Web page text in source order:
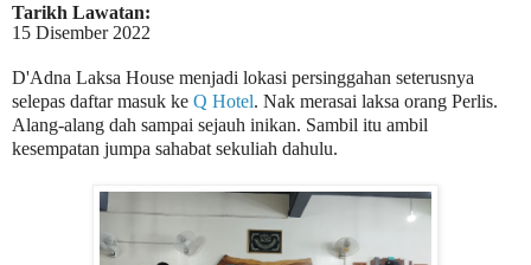
Tarikh Lawatan:
15 Disember 2022
D'Adna Laksa House menjadi lokasi persinggahan seterusnya
selepas daftar masuk ke Q Hotel. Nak merasai laksa orang Perlis.
Alang-alang dah sampai sejauh inikan. Sambil itu ambil
kesempatan jumpa sahabat sekuliah dahulu.